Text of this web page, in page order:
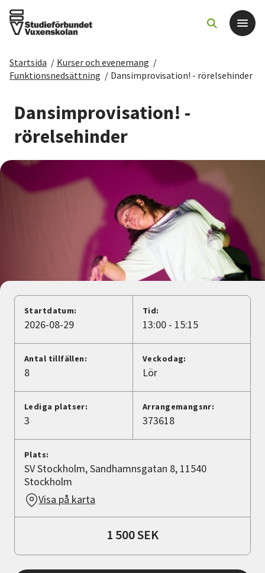
Det här gör vi
För dig som
Sök kurser och evenemang
Om SV
Avdelningar
Lyssna
Startsida / Kurser och evenemang /
Funktionsnedsättning / Dansimprovisation! - rörelsehinder
Dansimprovisation! -
rörelsehinder
Startdatum:
2026-08-29
Tid:
13:00 - 15:15
Antal tillfällen:
8
Veckodag:
Lör
Lediga platser:
3
Arrangemangsnr:
373618
Plats:
SV Stockholm, Sandhamnsgatan 8, 11540
Stockholm
Visa på karta
1 500 SEK